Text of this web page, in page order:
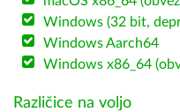
Windows (32 bit,
Windows Aarch64
Windows x86_64
Različice na voljo